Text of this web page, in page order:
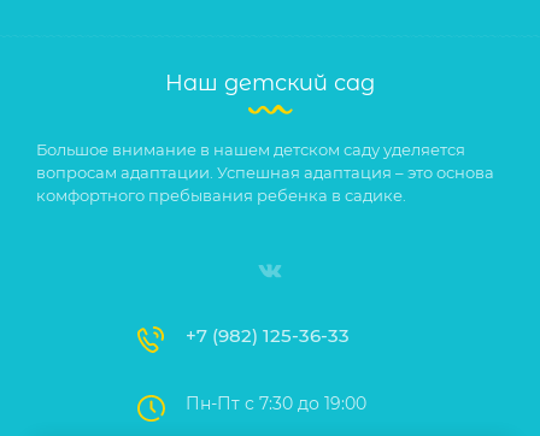
Наш детский сад
Большое внимание в нашем детском саду уделяется
вопросам адаптации. Успешная адаптация – это основа
комфортного пребывания ребенка в садике.
+7 (982) 125-36-33
Пн-Пт с 7:30 до 19:00